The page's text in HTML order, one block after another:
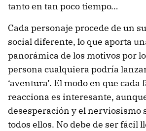
tanto en tan poco tiempo…
Cada personaje procede de un
social diferente, lo que aporta
panorámica de los motivos por
persona cualquiera podría
‘aventura’. El modo en que cada
reacciona es interesante,
desesperación y el nerviosismo
todos ellos. No debe de ser fácil